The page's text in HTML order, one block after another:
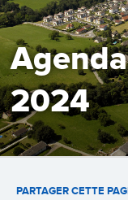
2024
PARTAGER CETTE